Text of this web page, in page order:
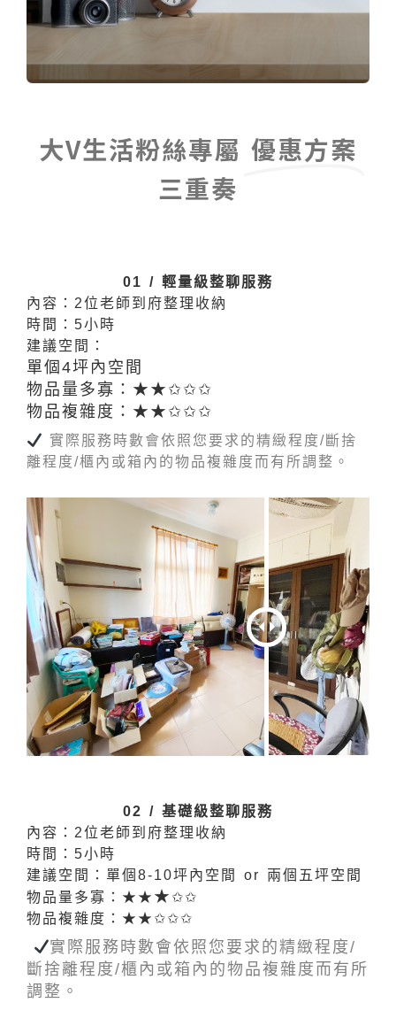
大V生活粉絲專屬 優惠方案
三重奏​
01 / 輕量級整聊服務
內容：2位老師到府整理收納
時間：5小時
建議空間：
單個4坪內空間
物品量多寡：★★✩✩✩
物品複雜度：★★✩✩✩
實際服務時數會依照您要求的精緻程度/斷捨
離程度/櫃內或箱內的物品複雜度而有所調整。
02 / 基礎級整聊服務
內容：2位老師到府整理收納
時間：5小時
建議空間： 單個8-10坪內空間 or 兩個五坪空間
物品量多寡：★★ ★ ✩✩
物品複雜度：★★✩✩✩
實際服務時數會依照您要求的精緻程度/
斷捨離程度/櫃內或箱內的物品複雜度而有所
調整。